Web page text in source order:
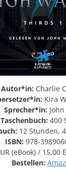
Autor*in: Charlie
Kira
Sprecher*in:
Taschenbuch: 400
12 Stunden,
ISBN: 978-
(eBook) / 15,00
Bestellen: